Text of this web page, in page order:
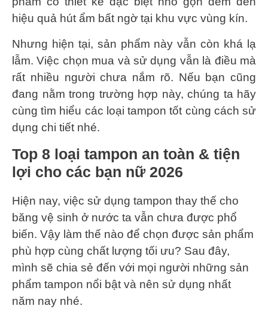
hiệu quả hút ẩm bất ngờ tại khu vực vùng kín.
Nhưng hiện tại, sản phẩm này vẫn còn khá lạ
lẫm. Việc chọn mua và sử dụng vẫn là điều mà
rất nhiều người chưa nắm rõ. Nếu bạn cũng
đang nằm trong trường hợp này, chúng ta hãy
cùng tìm hiểu các loại tampon tốt cùng cách sử
dụng chi tiết nhé.
Top 8 loại tampon an toàn & tiện
lợi cho các bạn nữ 2026
Hiện nay, việc sử dụng tampon thay thế cho
băng vệ sinh ở nước ta vẫn chưa được phổ
biến. Vậy làm thế nào để chọn được sản phẩm
phù hợp cùng chất lượng tối ưu? Sau đây,
mình sẽ chia sẻ đến với mọi người những sản
phẩm tampon nổi bật và nên sử dụng nhất
năm nay nhé.